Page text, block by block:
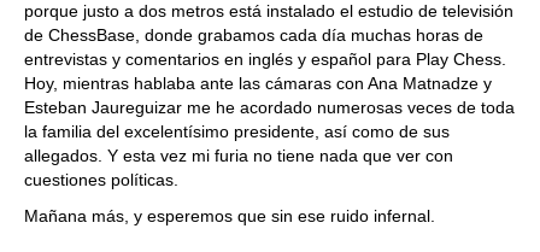
porque justo a dos metros está instalado el estudio de televisión
de ChessBase, donde grabamos cada día muchas horas de
entrevistas y comentarios en inglés y español para Play Chess.
Hoy, mientras hablaba ante las cámaras con Ana Matnadze y
Esteban Jaureguizar me he acordado numerosas veces de toda
la familia del excelentísimo presidente, así como de sus
allegados. Y esta vez mi furia no tiene nada que ver con
cuestiones políticas.
Mañana más, y esperemos que sin ese ruido infernal.